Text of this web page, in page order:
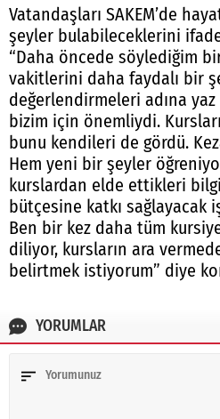
Vatandaşları SAKEM’de
şeyler bulabileceklerini
“Daha öncede söylediğim
vakitlerini daha faydalı bir
değerlendirmeleri adına yaz
bizim için önemliydi.
bunu kendileri de gördü.
Hem yeni bir şeyler
kurslardan elde ettikleri
bütçesine katkı sağlayacak
Ben bir kez daha tüm
diliyor, kursların ara
belirtmek istiyorum” diye
YORUMLAR